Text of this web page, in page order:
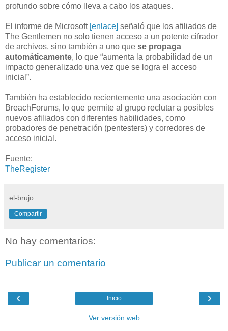
profundo sobre cómo lleva a cabo los ataques.
El informe de Microsoft [enlace] señaló que los afiliados de
The Gentlemen no solo tienen acceso a un potente cifrador
de archivos, sino también a uno que se propaga
automáticamente, lo que “aumenta la probabilidad de un
impacto generalizado una vez que se logra el acceso
inicial”.
También ha establecido recientemente una asociación con
BreachForums, lo que permite al grupo reclutar a posibles
nuevos afiliados con diferentes habilidades, como
probadores de penetración (pentesters) y corredores de
acceso inicial.
Fuente:
TheRegister
el-brujo
Compartir
No hay comentarios:
Publicar un comentario
‹ ›
Inicio
Ver versión web